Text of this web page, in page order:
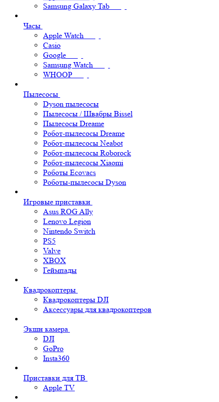
Samsung Galaxy Tab
Часы
Apple Watch
Casio
Google
Samsung Watch
WHOOP
Пылесосы
Dyson пылесосы
Пылесосы / Швабры Bissel
Пылесосы Dreame
Робот-пылесосы Dreame
Робот-пылесосы Neabot
Робот-пылесосы Roborock
Робот-пылесосы Xiaomi
Роботы Ecovacs
Роботы-пылесосы Dyson
Игровые приставки
Asus ROG Ally
Lenovo Legion
Nintendo Switch
PS5
Valve
XBOX
Геймпады
Квадрокоптеры
Квадрокоптеры DJI
Аксессуары для квадрокоптеров
Экшн камера
DJI
GoPro
Insta360
Приставки для ТВ
Apple TV